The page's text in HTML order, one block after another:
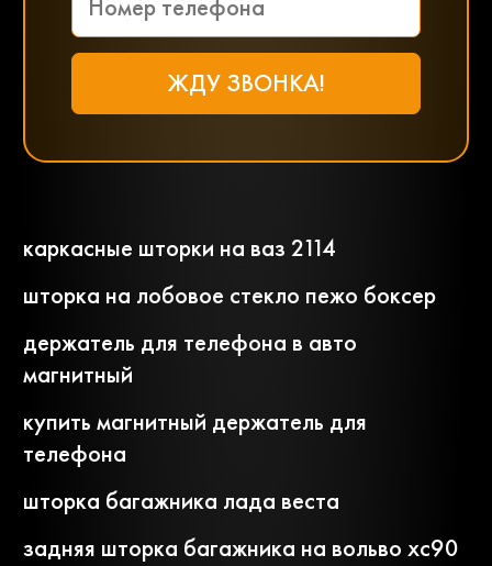
каркасные шторки на ваз 2114
шторка на лобовое стекло пежо боксер
держатель для телефона в авто
магнитный
купить магнитный держатель для
телефона
шторка багажника лада веста
задняя шторка багажника на вольво хс90